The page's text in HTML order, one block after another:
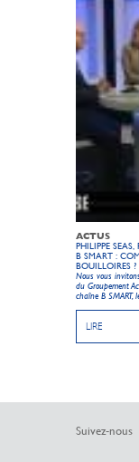
ACTUS
PHILIPPE
B SMART :
BOUILLOIRES ?
Nous vous
du Groupement
chaîne B SMART,
LIRE
Suivez-nous